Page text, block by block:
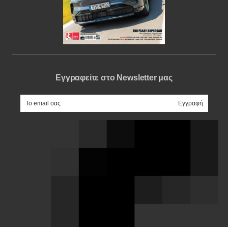
Εγγραφείτε στο Newsletter μας
e-mail